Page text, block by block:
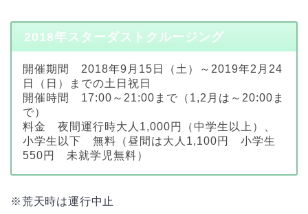
2018年スターダストクルージング
開催期間 2018年9月15日（土）～2019年2月24
日（日）までの土日祝日
開催時間 17:00～21:00まで（1,2月は～20:00ま
で）
料金 夜間運行時大人1,000円（中学生以上）、
小学生以下 無料（昼間は大人1,100円 小学生
550円 未就学児無料）
※荒天時は運行中止